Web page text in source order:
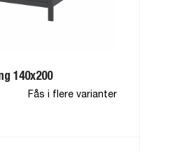
140x200
Fås i flere varianter